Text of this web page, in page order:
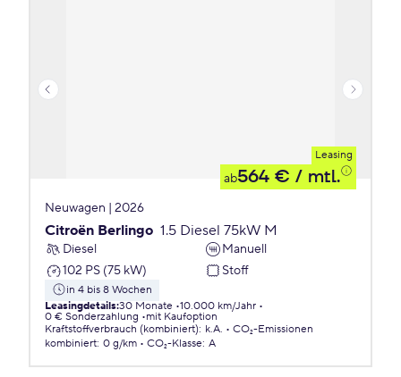
Leasing
ab564 € / mtl.
Neuwagen | 2026
Citroën Berlingo 1.5 Diesel 75kW M
Diesel
Manuell
102 PS (75 kW)
Stoff
in 4 bis 8 Wochen
Leasingdetails:30 Monate 10.000 km/Jahr
0 € Sonderzahlung
mit Kaufoption
Kraftstoffverbrauch (kombiniert): k.A.
CO₂-Emissionen
kombiniert: 0 g/km CO₂-Klasse: A